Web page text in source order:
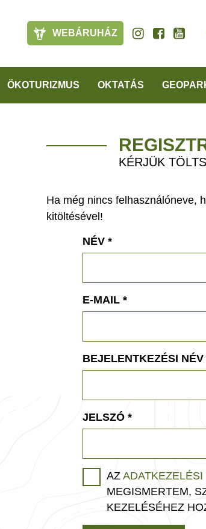
WEBÁRUHÁZ
ÖKOTURIZMUS OKTATÁS
KÉRJÜK
Ha még nincs felhasználóneve,
kitöltésével!
NÉV *
E-MAIL *
BEJELENTKEZÉSI NÉV
JELSZÓ *
AZ
MEGISMERTEM,
KEZELÉSÉHEZ